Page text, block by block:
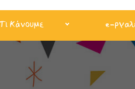
Τι Κάνουμε e-